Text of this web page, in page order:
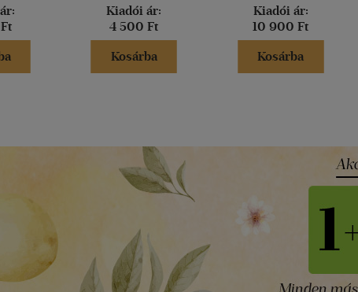
Kiadói ár:
4 500 Ft
Kosárba
Kiadói ár:
10 900 Ft
Kosárba